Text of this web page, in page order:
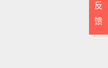
反
馈